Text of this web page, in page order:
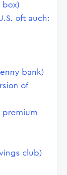
box)
oft auch:
bank)
of
premium
club)